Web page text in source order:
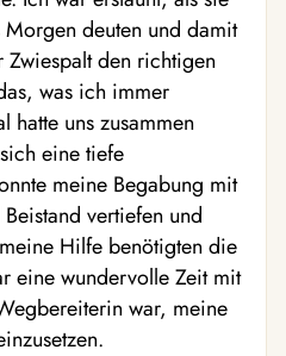
deuten und damit
Zwiespalt den richtigen
was ich immer
hatte uns zusammen
eine tiefe
meine Begabung mit
vertiefen und
Hilfe benötigten die
eine wundervolle Zeit mit
war, meine